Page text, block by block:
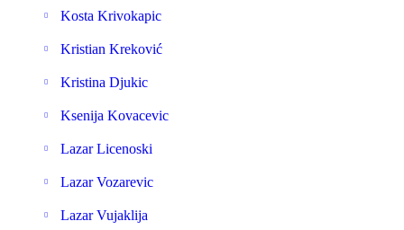
Kosta Krivokapic
Kristian Kreković
Kristina Djukic
Ksenija Kovacevic
Lazar Licenoski
Lazar Vozarevic
Lazar Vujaklija